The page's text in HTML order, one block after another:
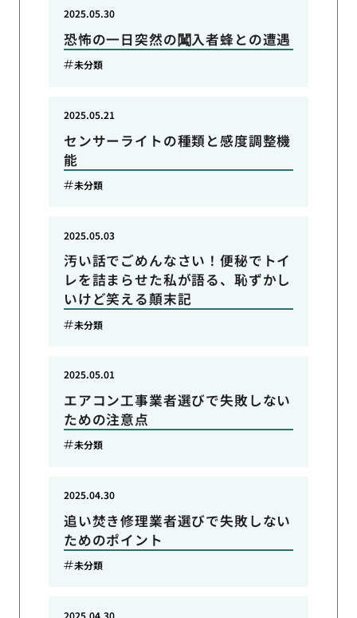
恐怖の一日突然の闖入者蜂との遭遇
2025.05.30
未分類
センサーライトの種類と感度調整機
能
2025.05.21
未分類
汚い話でごめんなさい！便秘でトイ
レを詰まらせた私が語る、恥ずかし
いけど笑える顛末記
2025.05.03
未分類
エアコン工事業者選びで失敗しない
ための注意点
2025.05.01
未分類
追い焚き修理業者選びで失敗しない
ためのポイント
2025.04.30
未分類
2025.04.30